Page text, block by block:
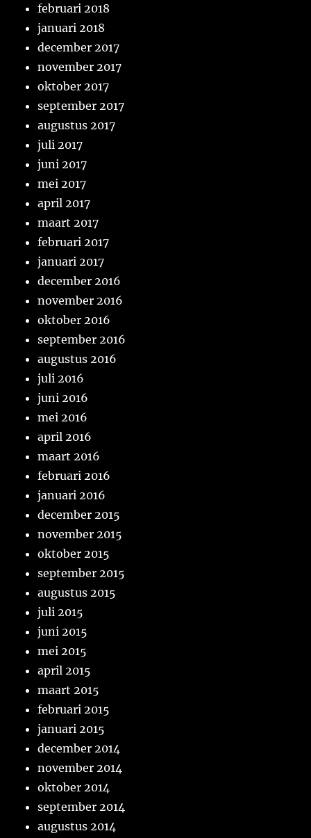
februari 2018
januari 2018
december 2017
november 2017
oktober 2017
september 2017
augustus 2017
juli 2017
juni 2017
mei 2017
april 2017
maart 2017
februari 2017
januari 2017
december 2016
november 2016
oktober 2016
september 2016
augustus 2016
juli 2016
juni 2016
mei 2016
april 2016
maart 2016
februari 2016
januari 2016
december 2015
november 2015
oktober 2015
september 2015
augustus 2015
juli 2015
juni 2015
mei 2015
april 2015
maart 2015
februari 2015
januari 2015
december 2014
november 2014
oktober 2014
september 2014
augustus 2014